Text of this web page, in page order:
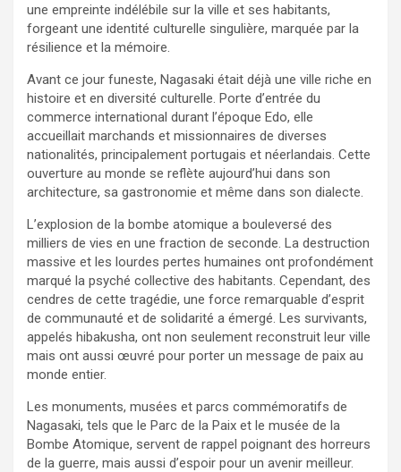
une empreinte indélébile sur la ville et ses habitants,
forgeant une identité culturelle singulière, marquée par la
résilience et la mémoire.
Avant ce jour funeste, Nagasaki était déjà une ville riche en
histoire et en diversité culturelle. Porte d’entrée du
commerce international durant l’époque Edo, elle
accueillait marchands et missionnaires de diverses
nationalités, principalement portugais et néerlandais. Cette
ouverture au monde se reflète aujourd’hui dans son
architecture, sa gastronomie et même dans son dialecte.
L’explosion de la bombe atomique a bouleversé des
milliers de vies en une fraction de seconde. La destruction
massive et les lourdes pertes humaines ont profondément
marqué la psyché collective des habitants. Cependant, des
cendres de cette tragédie, une force remarquable d’esprit
de communauté et de solidarité a émergé. Les survivants,
appelés hibakusha, ont non seulement reconstruit leur ville
mais ont aussi œuvré pour porter un message de paix au
monde entier.
Les monuments, musées et parcs commémoratifs de
Nagasaki, tels que le Parc de la Paix et le musée de la
Bombe Atomique, servent de rappel poignant des horreurs
de la guerre, mais aussi d’espoir pour un avenir meilleur.